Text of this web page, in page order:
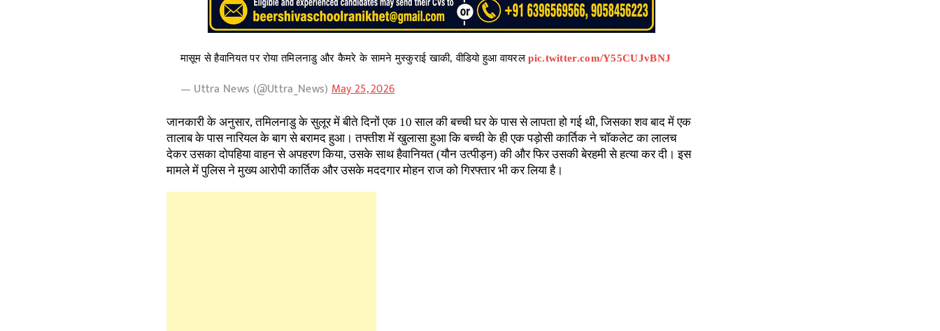
मासूम से हैवानियत पर रोया तमिलनाडु और कैमरे के सामने मुस्कुराई खाकी, वीडियो हुआ वायरलpic.twitter.com/Y55CUJvBNJ
— Uttra News (@Uttra_News)May 25, 2026
जानकारी के अनुसार, तमिलनाडु के सुलूर में बीते दिनों एक 10 साल की बच्ची घर के पास से लापता हो गई थी, जिसका शव बाद में एक
तालाब के पास नारियल के बाग से बरामद हुआ। तफ्तीश में खुलासा हुआ कि बच्ची के ही एक पड़ोसी कार्तिक ने चॉकलेट का लालच
देकर उसका दोपहिया वाहन से अपहरण किया, उसके साथ हैवानियत (यौन उत्पीड़न) की और फिर उसकी बेरहमी से हत्या कर दी। इस
मामले में पुलिस ने मुख्य आरोपी कार्तिक और उसके मददगार मोहन राज को गिरफ्तार भी कर लिया है।